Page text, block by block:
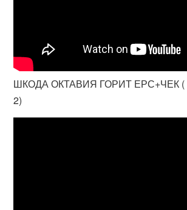
ШКОДА ОКТАВИЯ ГОРИТ ЕРС+ЧЕК (
2)